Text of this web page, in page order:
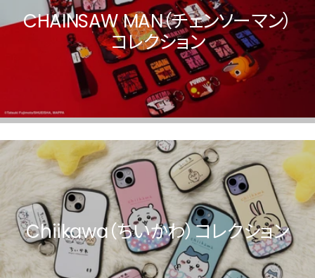
CHAINSAW MAN（チェンソーマン）
コレクション
Chiikawa（ちいかわ）コレクション